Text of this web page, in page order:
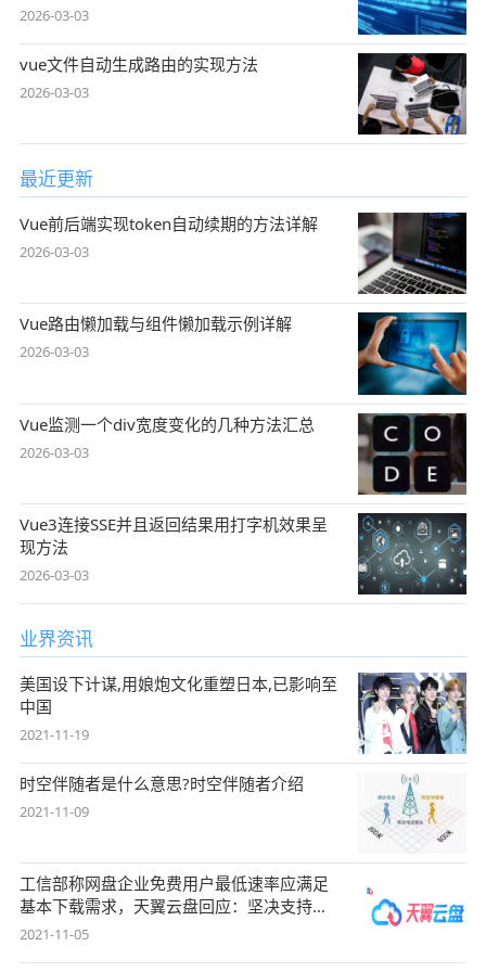
2026-03-03
vue文件自动生成路由的实现方法
2026-03-03
最近更新
Vue前后端实现token自动续期的方法详解
2026-03-03
Vue路由懒加载与组件懒加载示例详解
2026-03-03
Vue监测一个div宽度变化的几种方法汇总
2026-03-03
Vue3连接SSE并且返回结果用打字机效果呈
现方法
2026-03-03
业界资讯
美国设下计谋,用娘炮文化重塑日本,已影响至
中国
2021-11-19
时空伴随者是什么意思?时空伴随者介绍
2021-11-09
工信部称网盘企业免费用户最低速率应满足
基本下载需求，天翼云盘回应：坚决支持，
始终
2021-11-05